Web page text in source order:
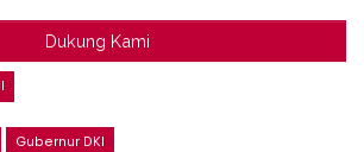
Dukung Kami
Gubernur DKI